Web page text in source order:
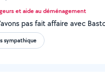
et aide au déménagement
pas fait affaire avec
sympathique